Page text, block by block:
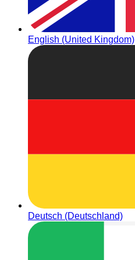
English (United Kingdom)
Deutsch (Deutschland)